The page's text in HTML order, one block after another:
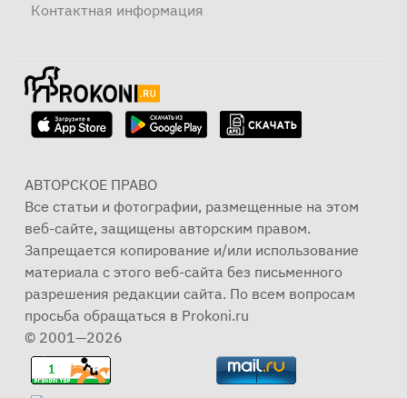
Контактная информация
АВТОРСКОЕ ПРАВО
Все статьи и фотографии, размещенные на этом
веб-сайте, защищены авторским правом.
Запрещается копирование и/или использование
материала с этого веб-сайта без письменного
разрешения редакции сайта. По всем вопросам
просьба обращаться в Prokoni.ru
© 2001—2026